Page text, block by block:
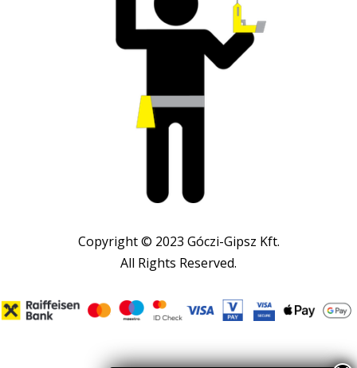
Copyright © 2023 Góczi-Gipsz Kft.
All Rights Reserved.